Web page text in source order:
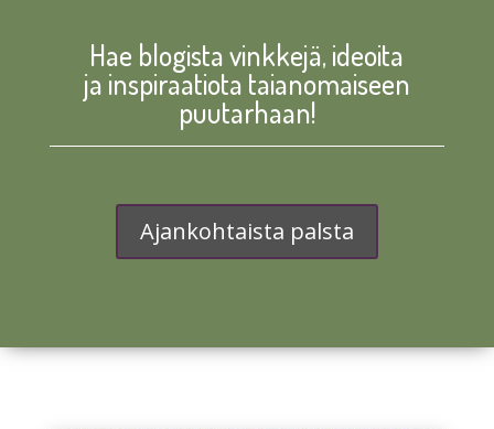
Hae blogista vinkkejä, ideoita
ja inspiraatiota taianomaiseen
puutarhaan!
Ajankohtaista palsta